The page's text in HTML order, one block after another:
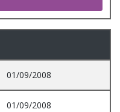
01/09/2008
01/09/2008